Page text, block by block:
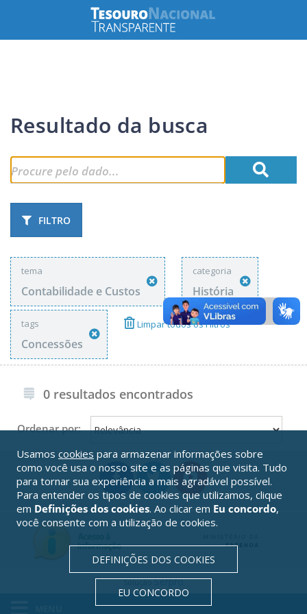
Resultado da busca
FILTRO
tema
Contabilidade e Custos
categoria
História
tags
Concessões
Limpar todos os Filtros
0 resultados encontrados
Ordenar por:
SoluçãoSerpro
Usamos cookies para armazenar informações sobre
como você usa o nosso site e as páginas que visita. Tudo
para tornar sua experiência a mais agradável possível.
Para entender os tipos de cookies que utilizamos, clique
em Definições dos cookies. Ao clicar em Eu concordo,
você consente com a utilização de cookies.
DEFINIÇÕES DOS COOKIES
EU CONCORDO